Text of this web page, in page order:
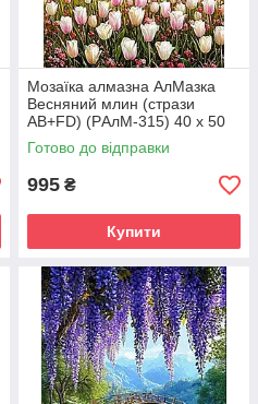
Мозаїка алмазна АлМазка
Весняний млин (стрази
AB+FD) (PАлМ-315) 40 х 50
см (На підрамнику)
Готово до відправки
995 ₴
Купити